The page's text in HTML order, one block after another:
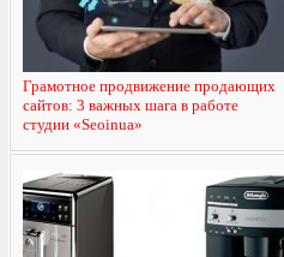
Грамотное продвижение продающих
сайтов: 3 важных шага в работе
студии «Seoinua»